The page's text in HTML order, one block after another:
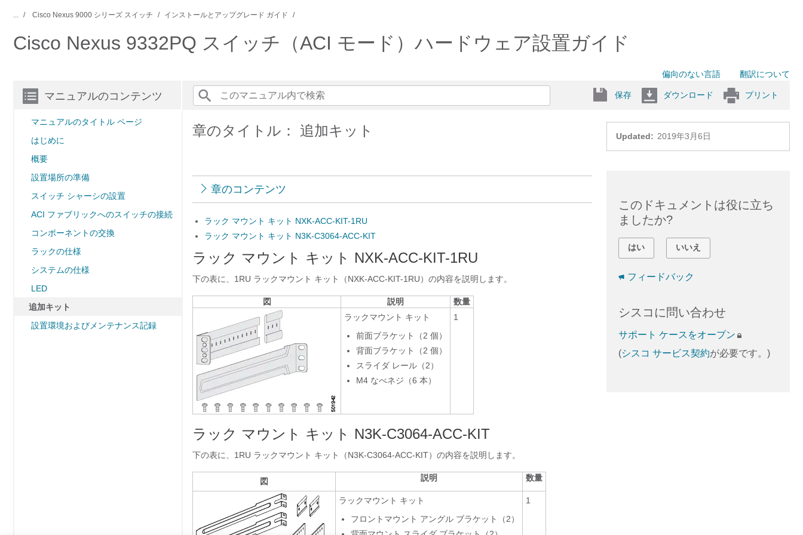
... Cisco Nexus 9000 シリーズ スイッチ インストールとアップグレード ガイド
Cisco Nexus 9332PQ スイッチ（ACI モード）ハードウェア設置ガイド
偏向のない言語 翻訳について
マニュアルのコンテンツ
マニュアルのタイトル ページ
はじめに
概要
設置場所の準備
スイッチ シャーシの設置
ACI ファブリックへのスイッチの接続
コンポーネントの交換
ラックの仕様
システムの仕様
LED
追加キット
設置環境およびメンテナンス記録
保存 ダウンロード プリント
Updated: 2019年3月6日
章のタイトル： 追加キット
章のコンテンツ
ラック マウント キット NXK-ACC-KIT-1RU
ラック マウント キット N3K-C3064-ACC-KIT
ラック マウント キット NXK-ACC-KIT-1RU
下の表に、1RU ラックマウント キット（NXK-ACC-KIT-1RU）の内容を説明します。
図 説明
数量
ラックマウント キット
前面ブラケット（2 個）
背面ブラケット（2 個）
スライダ レール（2）
M4 なべネジ（6 本）
1
ラック マウント キット N3K-C3064-ACC-KIT
下の表に、1RU ラックマウント キット（N3K-C3064-ACC-KIT）の内容を説明します。
図 説明 数量
ラックマウント キット
フロントマウント アングル ブラケット（2）
1
このドキュメントは役に立ち
ましたか?
はい いいえ
フィードバック
シスコに問い合わせ
サポート ケースをオープン
(シスコ サービス契約が必要です。)